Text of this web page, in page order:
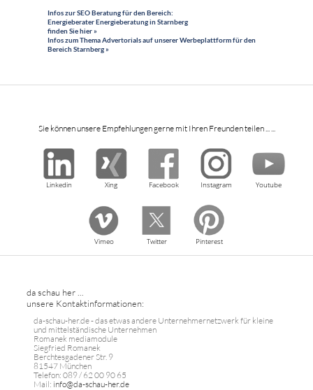
Infos zur SEO Beratung für den Bereich:
Energieberater Energieberatung in Starnberg
finden Sie hier »
Infos zum Thema Advertorials auf unserer Werbeplattform für den
Bereich Starnberg »
Sie können unsere Empfehlungen gerne mit Ihren Freunden teilen ... ...
Linkedin Xing Facebook Instagram Youtube
Vimeo Twitter Pinterest
da schau her ...
unsere Kontaktinformationen:
da-schau-her.de - das etwas andere Unternehmernetzwerk für kleine
und mittelständische Unternehmen
Romanek mediamodule
Siegfried Romanek
Berchtesgadener Str. 9
81547 München
Telefon: 089 / 62 00 90 65
Mail: info@da-schau-her.de